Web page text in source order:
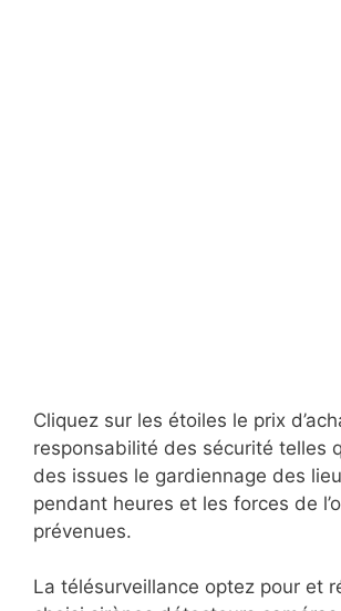
Cliquez sur les étoiles le prix
responsabilité des sécurité telles
des issues le gardiennage des
pendant heures et les forces de
prévenues.
La télésurveillance optez pour et